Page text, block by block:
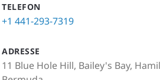
TELEFON
+1 441-293-7319
ADRESSE
11 Blue Hole Hill, Bailey's Bay,